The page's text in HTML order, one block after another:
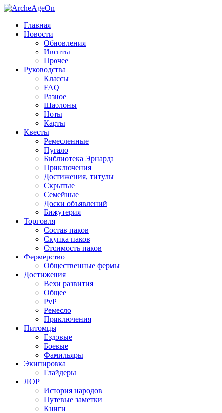
Главная
Новости
Обновления
Ивенты
Прочее
Руководства
Классы
FAQ
Разное
Шаблоны
Ноты
Карты
Квесты
Ремесленные
Пугало
Библиотека Эрнарда
Приключения
Достижения, титулы
Скрытые
Семейные
Доски объявлений
Бижутерия
Торговля
Состав паков
Скупка паков
Стоимость паков
Фермерство
Общественные фермы
Достижения
Вехи развития
Общее
PvP
Ремесло
Приключения
Питомцы
Ездовые
Боевые
Фамильяры
Экипировка
Глайдеры
ЛОР
История народов
Путевые заметки
Книги